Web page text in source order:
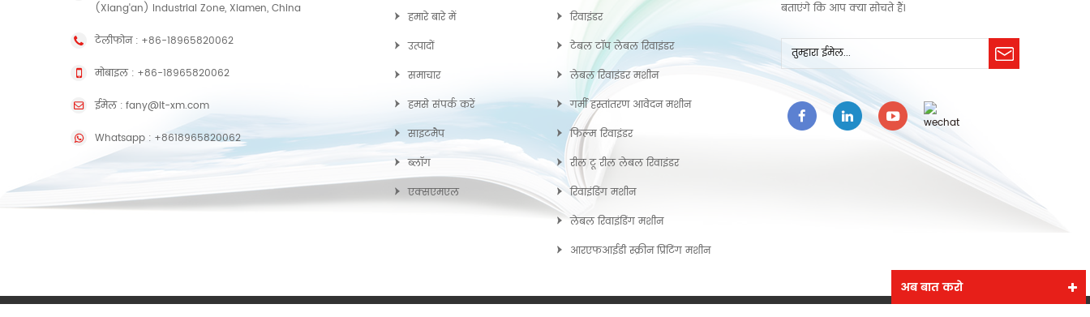
(Xiang'an) Industrial Zone, Xiamen, China
टेलीफोन : +86-18965820062
मोबाइल : +86-18965820062
ईमेल : fany@lt-xm.com
Whatsapp : +8618965820062
हमारे बारे में
उत्पादों
समाचार
हमसे संपर्क करें
साइटमैप
ब्लॉग
एक्सएमएल
रिवाइंडर
टेबल टॉप लेबल रिवाइंडर
लेबल रिवाइंडर मशीन
गर्मी हस्तांतरण आवेदन मशीन
फिल्म रिवाइंडर
रील टू रील लेबल रिवाइंडर
रिवाइंडिंग मशीन
लेबल रिवाइंडिंग मशीन
आरएफआईडी स्क्रीन प्रिंटिंग मशीन
बताएंगे कि आप क्या सोचते हैं।
अब बात करो